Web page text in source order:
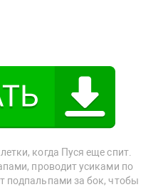
когда Пуся еще спит.
проводит усиками по
подпальпами за бок, чтобы